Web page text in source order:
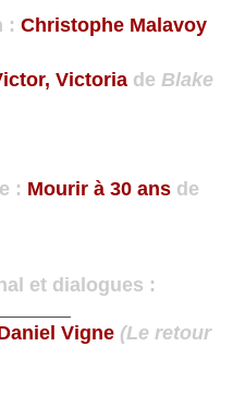
: Christophe Malavoy
Victoria de Blake
: Mourir à 30 ans de
et dialogues :
Vigne (Le retour